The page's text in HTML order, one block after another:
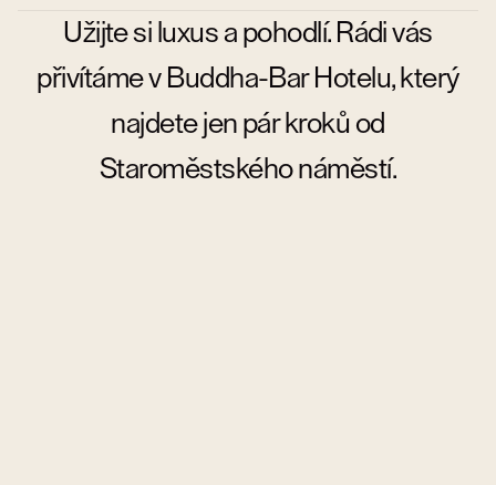
Užijte si luxus a pohodlí. Rádi vás
přivítáme v Buddha-Bar Hotelu, který
najdete jen pár kroků od
Staroměstského náměstí.